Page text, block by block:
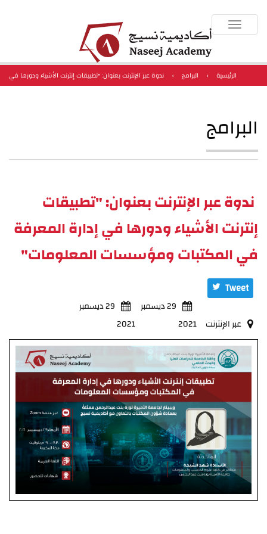
Toggle
navigation
الرئيسية › البرامج ›
ندوة عبر الإنترنت بعنوان: "تطبيقات إنترنت الأشياء ودورها في
البرامج
ندوة عبر الإنترنت بعنوان: "تطبيقات
إنترنت الأشياء ودورها في إدارة المعرفة
في المكتبات ومؤسسات المعلومات"
Tweet
عبر الإنترنت
29 ديسمبر
2021
29 ديسمبر
2021